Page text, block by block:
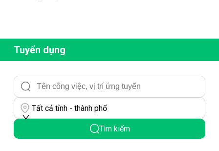
Tuyển dụng
Tất cả tỉnh - thành phố
Tìm kiếm